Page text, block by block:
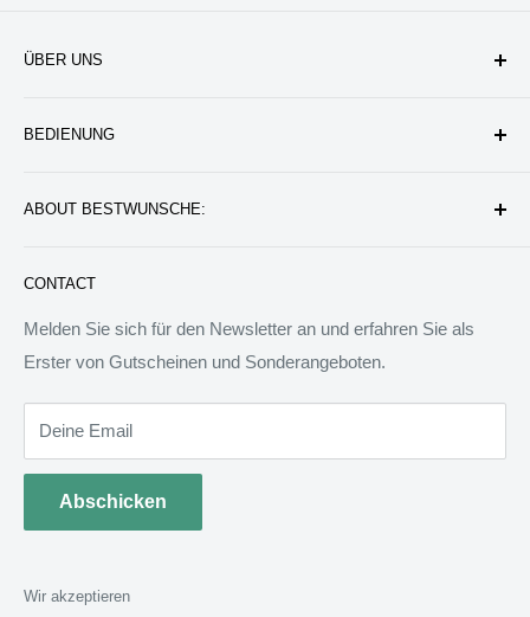
ÜBER UNS
Datenschutzerklärung
Service & Verpflichtung
BEDIENUNG
Versand & Bearbeitung
CONTACT
Melden Sie sich für den Newsletter an und erfahren Sie als
Erster von Gutscheinen und Sonderangeboten.
Deine Email
Abschicken
ABOUT BESTWUNSCHE:
finden, die das Leben besser machen können. Wir werden
allen Menschen auf der Welt besondere Dinge anbieten.
Wir sind bereit, jedem zu helfen, ein ideales Tagebuch zu
Wir akzeptieren